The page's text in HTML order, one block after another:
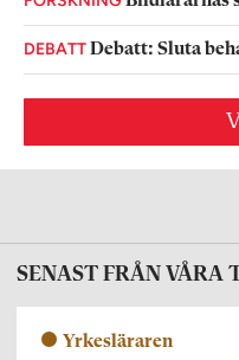
DEBATTDebatt: Sluta
SENAST FRÅN VÅRA
Yrkesläraren